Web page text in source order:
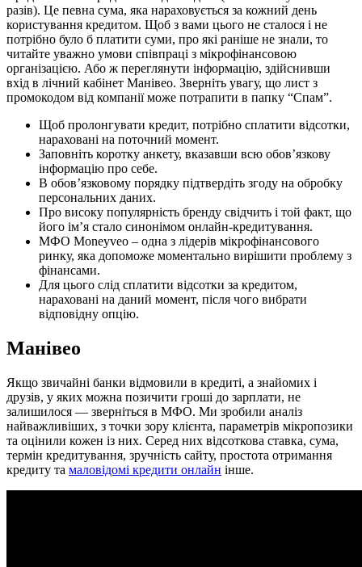
разів). Це певна сума, яка нараховується за кожний день
користування кредитом. Щоб з вами цього не сталося і не
потрібно було б платити суми, про які раніше не знали, то
читайте уважно умови співпраці з мікрофінансовою
організацією. Або ж переглянути інформацію, здійснивши
вхід в лічний кабінет Манівео. Зверніть увагу, що лист з
промокодом від компанії може потрапити в папку “Спам”.
Щоб пролонгувати кредит, потрібно сплатити відсотки,
нараховані на поточний момент.
Заповніть коротку анкету, вказавши всю обов’язкову
інформацію про себе.
В обов’язковому порядку підтвердіть згоду на обробку
персональних даних.
Про високу популярність бренду свідчить і той факт, що
його ім’я стало синонімом онлайн-кредитування.
МФО Moneyveo – одна з лідерів мікрофінансового
ринку, яка допоможе моментально вирішити проблему з
фінансами.
Для цього слід сплатити відсотки за кредитом,
нараховані на даний момент, після чого вибрати
відповідну опцію.
Манівео
Якщо звичайні банки відмовили в кредиті, а знайомих і
друзів, у яких можна позичити гроші до зарплати, не
залишилося — зверніться в МФО. Ми зробили аналіз
найважливіших, з точки зору клієнта, параметрів мікропозики
та оцінили кожен із них. Серед них відсоткова ставка, сума,
термін кредитування, зручність сайту, простота отримання
кредиту та маловідомі кредити онлайн інше.